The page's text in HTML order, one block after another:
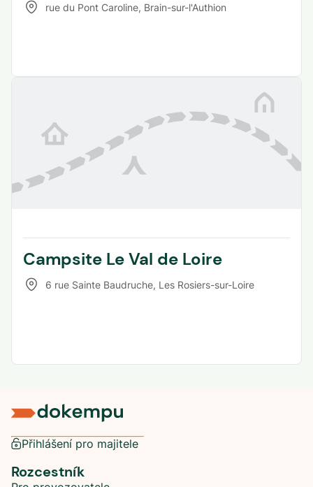
rue du Pont Caroline, Brain-sur-l'Authion
Campsite Le Val de Loire
6 rue Sainte Baudruche, Les Rosiers-sur-Loire
Přihlášení pro majitele
Rozcestník